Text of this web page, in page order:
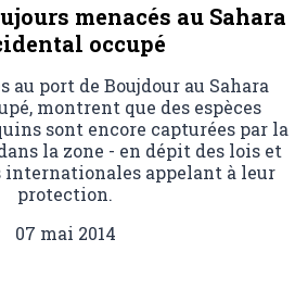
menacés au Sahara
occupé
au port de Boujdour au Sahara
montrent que des espèces
sont encore capturées par la
la zone - en dépit des lois et
appelant à leur
protection.
07 mai 2014